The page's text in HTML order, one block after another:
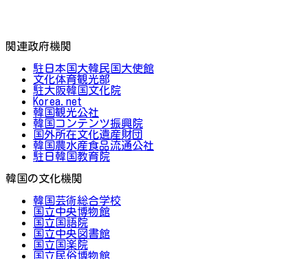
関連政府機関
駐日本国大韓民国大使館
文化体育観光部
駐大阪韓国文化院
Korea.net
韓国観光公社
韓国コンテンツ振興院
国外所在文化遺産財団
韓国農水産食品流通公社
駐日韓国教育院
韓国の文化機関
韓国芸術総合学校
国立中央博物館
国立国語院
国立中央図書館
国立国楽院
国立民俗博物館